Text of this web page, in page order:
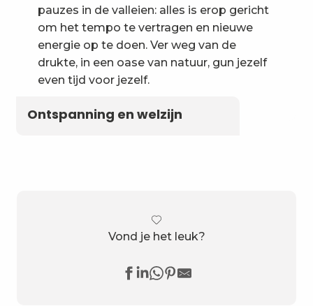
pauzes in de valleien: alles is erop gericht
om het tempo te vertragen en nieuwe
energie op te doen. Ver weg van de
drukte, in een oase van natuur, gun jezelf
even tijd voor jezelf.
Ontspanning en welzijn
Vond je het leuk?